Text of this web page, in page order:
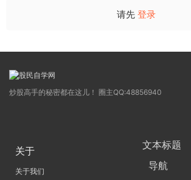
请先 登录
炒股高手的秘密都在这儿！ 圈主QQ:48856940
关于
关于我们
文本标题
导航